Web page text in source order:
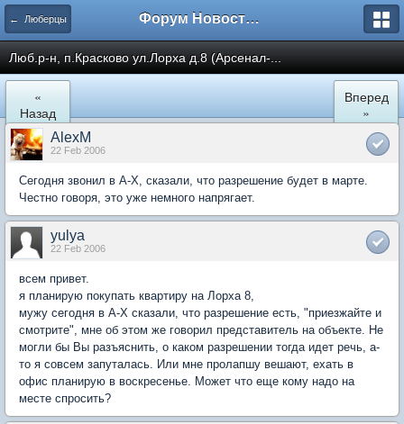
← Люберцы Форум Новостройки
Люб.р-н, п.Красково ул.Лорха д.8 (Арсенал-...
«
Назад
Вперед
»
AlexM
22 Feb 2006
Сегодня звонил в А-Х, сказали, что разрешение будет в марте.
Честно говоря, это уже немного напрягает.
yulya
22 Feb 2006
всем привет.
я планирую покупать квартиру на Лорха 8,
мужу сегодня в А-Х сказали, что разрешение есть, "приезжайте и
смотрите", мне об этом же говорил представитель на объекте. Не
могли бы Вы разъяснить, о каком разрешении тогда идет речь, а-
то я совсем запуталась. Или мне пролапшу вешают, ехать в
офис планирую в воскресенье. Может что еще кому надо на
месте спросить?